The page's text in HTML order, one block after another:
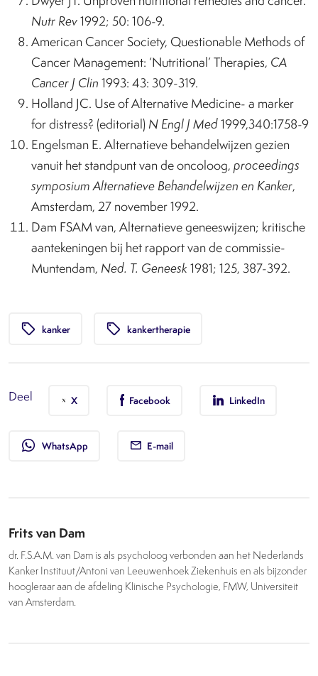
Nutr Rev1992; 50: 106-9.
American Cancer Society, Questionable Methods of
Cancer Management: ‘Nutritional’ Therapies, CA
Cancer J Clin 1993: 43: 309-319.
Holland JC. Use of Alternative Medicine- a marker
for distress? (editorial) N Engl J Med1999,340:1758-9
Engelsman E. Alternatieve behandelwijzen gezien
vanuit het standpunt van de oncoloog, proceedings
symposium Alternatieve Behandelwijzen en Kanker,
Amsterdam, 27 november 1992.
Dam FSAM van, Alternatieve geneeswijzen; kritische
aantekeningen bij het rapport van de commissie-
Muntendam, Ned. T. Geneesk 1981; 125, 387-392.
local_offer kanker local_offer kankertherapie
Deel X Facebook LinkedIn
whatsapp WhatsApp E-mail
Frits van Dam
dr. F.S.A.M. van Dam is als psycholoog verbonden aan het Nederlands
Kanker Instituut/Antoni van Leeuwenhoek Ziekenhuis en als bijzonder
hoogleraar aan de afdeling Klinische Psychologie, FMW, Universiteit
van Amsterdam.